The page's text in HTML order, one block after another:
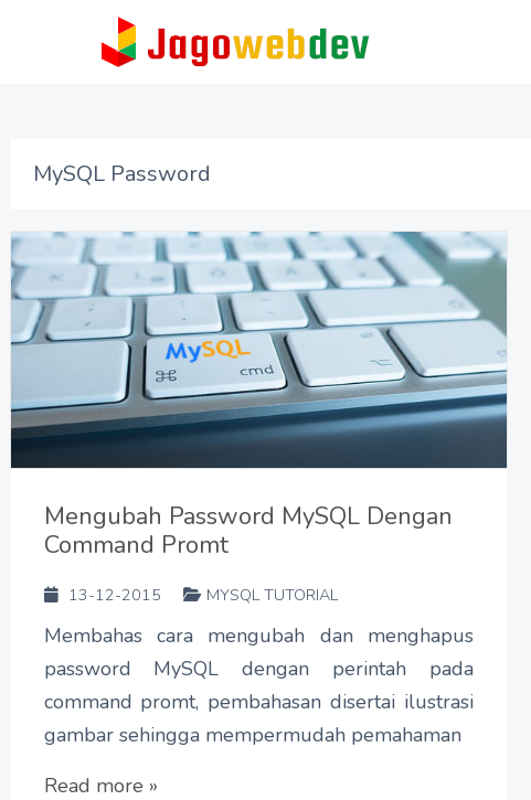
MySQL Password
Mengubah Password MySQL Dengan
Command Promt
13-12-2015 MYSQL TUTORIAL
Membahas cara mengubah dan menghapus
password MySQL dengan perintah pada
command promt, pembahasan disertai ilustrasi
gambar sehingga mempermudah pemahaman
Read more »